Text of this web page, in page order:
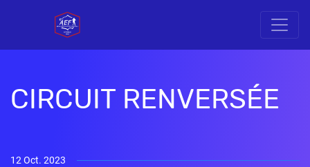
CIRCUIT RENVERSÉE
12 Oct. 2023